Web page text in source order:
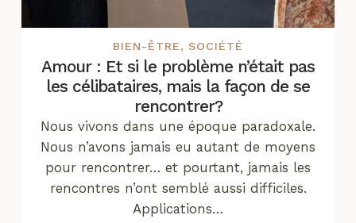
BIEN-ÊTRE, SOCIÉTÉ
Amour : Et si le problème n’était pas
les célibataires, mais la façon de se
rencontrer?
Nous vivons dans une époque paradoxale.
Nous n’avons jamais eu autant de moyens
pour rencontrer… et pourtant, jamais les
rencontres n’ont semblé aussi difficiles.
Applications…